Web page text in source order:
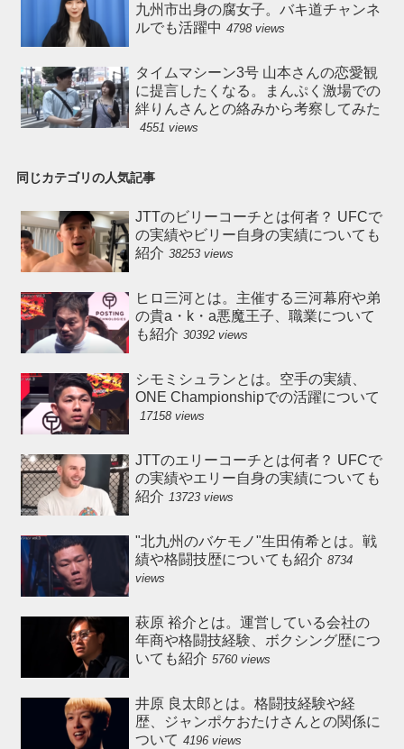
九州市出身の腐女子。バキ道チャンネ
ルでも活躍中 4798 views
タイムマシーン3号 山本さんの恋愛観
に提言したくなる。まんぷく激場での
絆りんさんとの絡みから考察してみた
4551 views
同じカテゴリの人気記事
JTTのビリーコーチとは何者？ UFCで
の実績やビリー自身の実績についても
紹介 38253 views
ヒロ三河とは。主催する三河幕府や弟
の貴a・k・a悪魔王子、職業について
も紹介 30392 views
シモミシュランとは。空手の実績、
ONE Championshipでの活躍について
17158 views
JTTのエリーコーチとは何者？ UFCで
の実績やエリー自身の実績についても
紹介 13723 views
"北九州のバケモノ"生田侑希とは。戦
績や格闘技歴についても紹介 8734
views
萩原 裕介とは。運営している会社の
年商や格闘技経験、ボクシング歴につ
いても紹介 5760 views
井原 良太郎とは。格闘技経験や経
歴、ジャンポケおたけさんとの関係に
ついて 4196 views